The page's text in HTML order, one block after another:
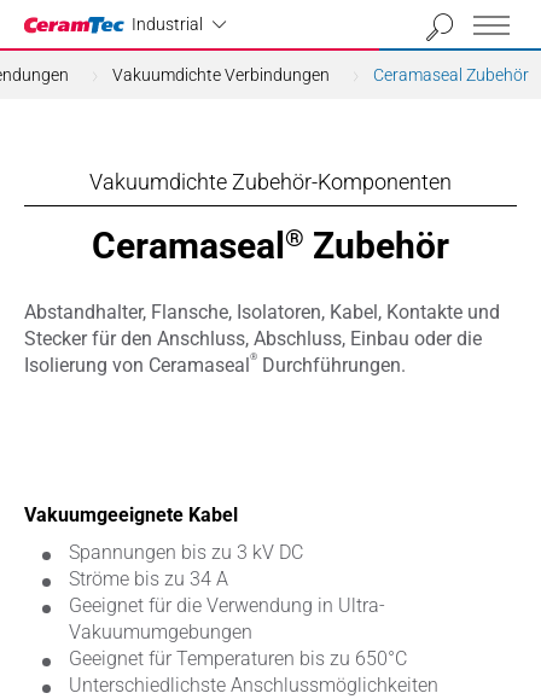
Industrial
Industrial
Vakuumdichte Verbindungen Ceramaseal Zubehör
Vakuumdichte Zubehör-Komponenten
Ceramaseal ® Zubehör
Abstandhalter, Flansche, Isolatoren, Kabel, Kontakte und
Stecker für den Anschluss, Abschluss, Einbau oder die
Isolierung von Ceramaseal® Durchführungen.
Vakuumgeeignete Kabel
Spannungen bis zu 3 kV DC
Ströme bis zu 34 A
Geeignet für die Verwendung in Ultra-
Vakuumumgebungen
Geeignet für Temperaturen bis zu 650°C
Unterschiedlichste Anschlussmöglichkeiten